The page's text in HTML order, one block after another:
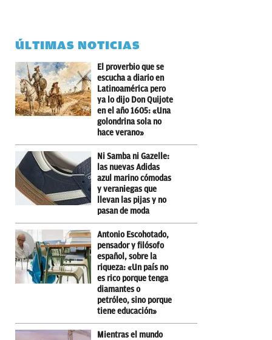
ÚLTIMAS NOTICIAS
El proverbio que se
escucha a diario en
Latinoamérica pero
ya lo dijo Don Quijote
en el año 1605: «Una
golondrina sola no
hace verano»
Ni Samba ni Gazelle:
las nuevas Adidas
azul marino cómodas
y veraniegas que
llevan las pijas y no
pasan de moda
Antonio Escohotado,
pensador y filósofo
español, sobre la
riqueza: «Un país no
es rico porque tenga
diamantes o
petróleo, sino porque
tiene educación»
Mientras el mundo